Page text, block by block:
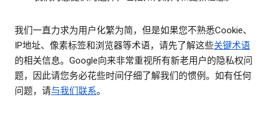
我们一直力求为用户化繁为简，但是如果您不熟悉Cookie、
IP地址、像素标签和浏览器等术语，请先了解这些关键术语
的相关信息。Google向来非常重视所有新老用户的隐私权问
题，因此请您务必花些时间仔细了解我们的惯例。如有任何
问题，请与我们联系。